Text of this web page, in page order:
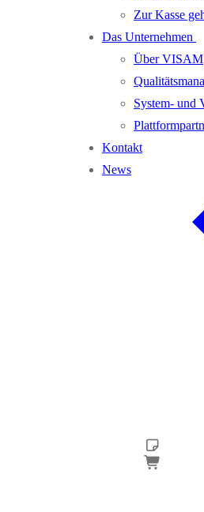
Zur Kasse
Das Unternehmen
Über VISAM
System- und
Kontakt
News